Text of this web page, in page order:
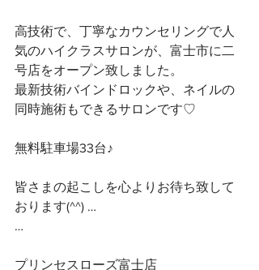
高技術で、丁寧なカウンセリングで人
気のハイクラスサロンが、富士市に二
号店をオープン致しました。
最新技術バインドロックや、ネイルの
同時施術もできるサロンです♡
無料駐車場33台♪
皆さまの起こしを心よりお待ち致して
おります(^^) …
…
プリンセスローズ富士店